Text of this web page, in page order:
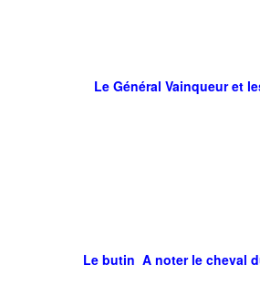
Le Général Vainqueur et
Le butin A noter le cheval